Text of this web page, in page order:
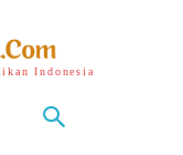
Indonesia